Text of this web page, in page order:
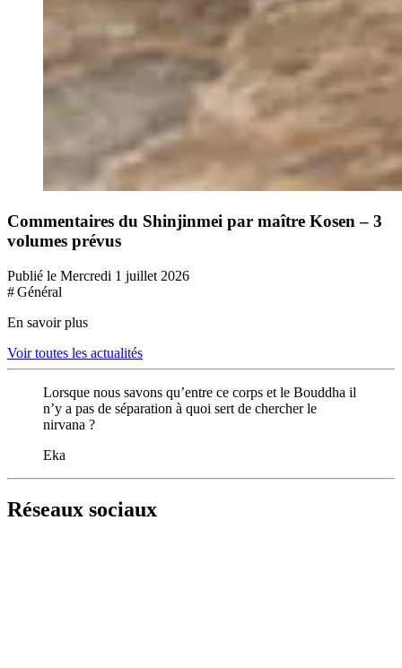
Commentaires du Shinjinmei par maître Kosen – 3
volumes prévus
Publié le Mercredi 1 juillet 2026
# Général
En savoir plus
Voir toutes les actualités
Lorsque nous savons qu’entre ce corps et le Bouddha il
n’y a pas de séparation à quoi sert de chercher le
nirvana ?
Eka
Réseaux sociaux